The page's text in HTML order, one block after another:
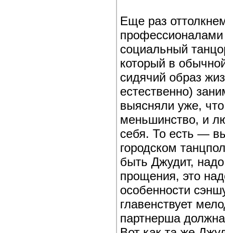
Еще раз
социальный
который в
сидячий образ
естественно)
выясняли уже,
меньшинство, и
себя. То есть —
городском
быть Джудит,
прощения, это
особенности
главенствует
партнерша